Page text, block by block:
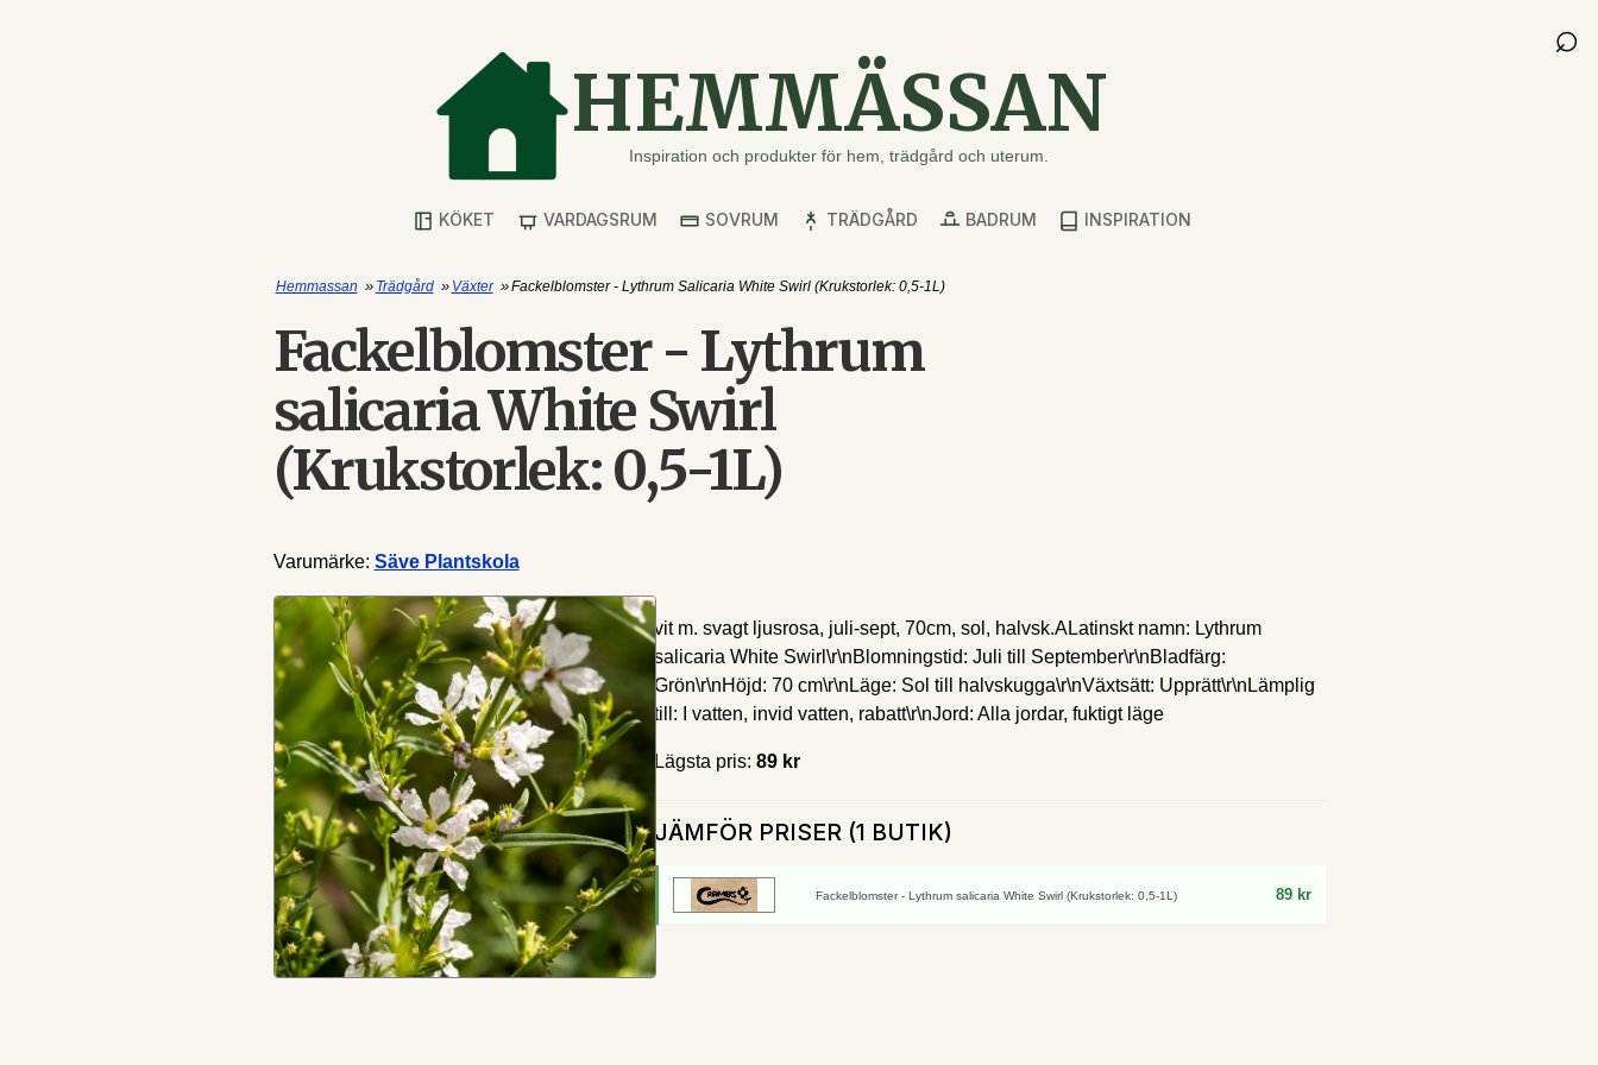
HEMMÄSSAN
Inspiration och produkter för hem, trädgård och uterum.
⌕
KÖKET VARDAGSRUM SOVRUM TRÄDGÅRD BADRUM INSPIRATION
Hemmassan » Trädgård » Växter »Fackelblomster - Lythrum Salicaria White Swirl (Krukstorlek: 0,5-1L)
Fackelblomster - Lythrum
salicaria White Swirl
(Krukstorlek: 0,5-1L)
Varumärke: Säve Plantskola
vit m. svagt ljusrosa, juli-sept, 70cm, sol, halvsk.ALatinskt namn: Lythrum
salicaria White Swirl\r\nBlomningstid: Juli till September\r\nBladfärg:
Grön\r\nHöjd: 70 cm\r\nLäge: Sol till halvskugga\r\nVäxtsätt: Upprätt\r\nLämplig
till: I vatten, invid vatten, rabatt\r\nJord: Alla jordar, fuktigt läge
Lägsta pris: 89 kr
JÄMFÖR PRISER (1 BUTIK)
Fackelblomster - Lythrum salicaria White Swirl (Krukstorlek: 0,5-1L) 89 kr